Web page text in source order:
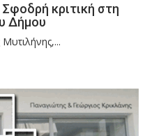
κριτική στη
Δήμου